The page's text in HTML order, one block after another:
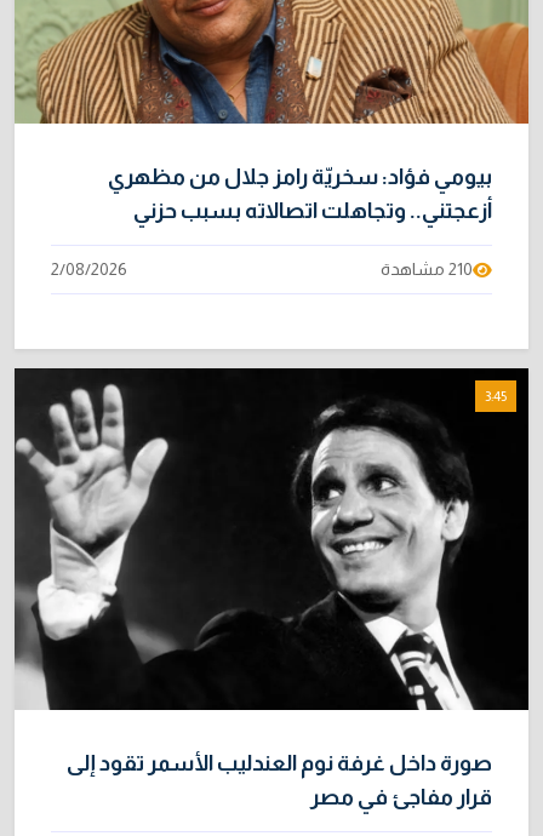
بيومي فؤاد: سخريّة رامز جلال من مظهري
أزعجتني.. وتجاهلت اتصالاته بسبب حزني
210 مشاهدة 2/08/2026
3:45
صورة داخل غرفة نوم العندليب الأسمر تقود إلى
قرار مفاجئ في مصر